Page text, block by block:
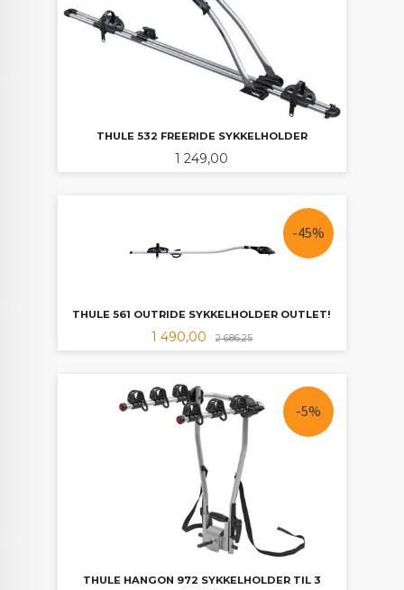
THULE 532 FREERIDE SYKKELHOLDER
Pris
1 249,00
THULE 561 OUTRIDE SYKKELHOLDER OUTLET!
Tilbud
1 490,00 2 686,25Rabatt
-45%
THULE HANGON 972 SYKKELHOLDER TIL 3
-5%